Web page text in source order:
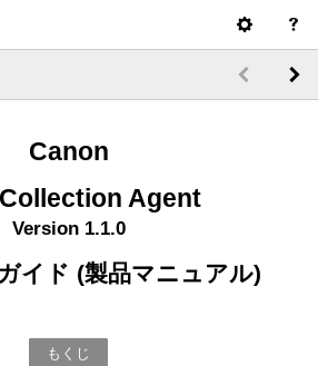
Canon
Agent
Version 1.1.0
イド (製品マニュアル)
もくじ